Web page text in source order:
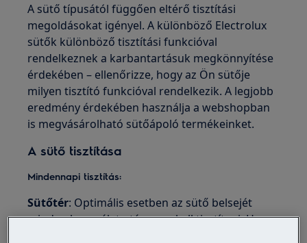
A sütő típusától függően eltérő tisztítási
megoldásokat igényel. A különböző Electrolux
sütők különböző tisztítási funkcióval
rendelkeznek a karbantartásuk megkönnyítése
érdekében – ellenőrizze, hogy az Ön sütője
milyen tisztító funkcióval rendelkezik. A legjobb
eredmény érdekében használja a webshopban
is megvásárolható sütőápoló termékeinket.
A sütő tisztítása
Mindennapi tisztítás:
Sütőtér: Optimális esetben az sütő belsejét
minden használat után meg kell tisztítani. Ha